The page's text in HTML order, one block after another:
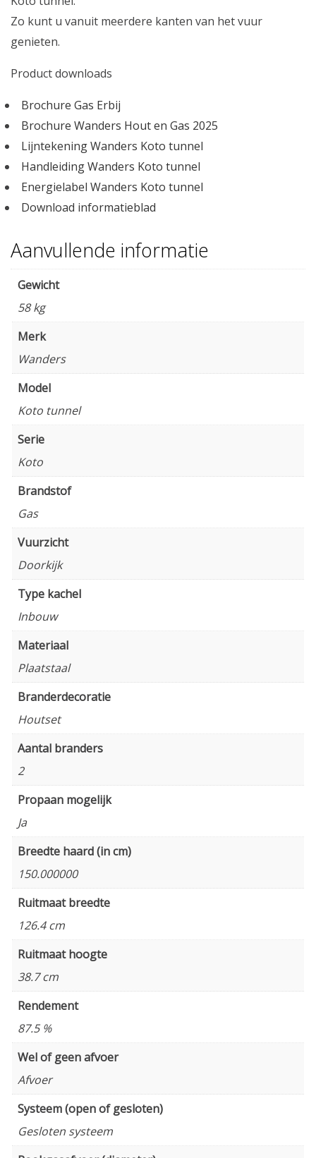
Zo kunt u vanuit meerdere kanten van het vuur
genieten.
Product downloads
Brochure Gas Erbij
Brochure Wanders Hout en Gas 2025
Lijntekening Wanders Koto tunnel
Handleiding Wanders Koto tunnel
Energielabel Wanders Koto tunnel
Download informatieblad
Aanvullende informatie
Gewicht
58 kg
Merk
Wanders
Model
Koto tunnel
Serie
Koto
Brandstof
Gas
Vuurzicht
Doorkijk
Type kachel
Inbouw
Materiaal
Plaatstaal
Branderdecoratie
Houtset
Aantal branders
2
Propaan mogelijk
Ja
Breedte haard (in cm)
150.000000
Ruitmaat breedte
126.4 cm
Ruitmaat hoogte
38.7 cm
Rendement
87.5 %
Wel of geen afvoer
Afvoer
Systeem (open of gesloten)
Gesloten systeem